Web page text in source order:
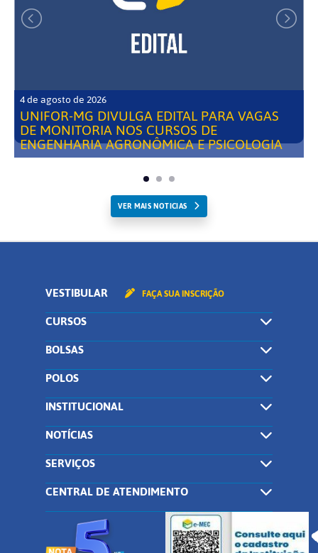
4 de agosto de 2026
UNIFOR-MG DIVULGA EDITAL PARA VAGAS
DE MONITORIA NOS CURSOS DE
ENGENHARIA AGRONÔMICA E PSICOLOGIA
VER MAIS NOTICIAS
VESTIBULAR FAÇA SUA INSCRIÇÃO
CURSOS
BOLSAS
POLOS
INSTITUCIONAL
NOTÍCIAS
SERVIÇOS
CENTRAL DE ATENDIMENTO